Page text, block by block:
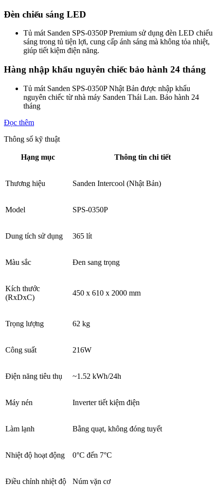
Đèn chiếu sáng LED
Tủ mát Sanden SPS-0350P Premium sử dụng đèn LED chiếu
sáng trong tủ tiện lợi, cung cấp ánh sáng mà không tỏa nhiệt,
giúp tiết kiệm điện năng.
Hàng nhập khẩu nguyên chiếc bảo hành 24 tháng
Tủ mát Sanden SPS-0350P Nhật Bản được nhập khẩu
nguyên chiếc từ nhà máy Sanden Thái Lan. Bảo hành 24
tháng
Đọc thêm
Thông số kỹ thuật
Hạng mục Thông tin chi tiết
Thương hiệu Sanden Intercool (Nhật Bản)
Model SPS-0350P
Dung tích sử dụng 365 lít
Màu sắc Đen sang trọng
Kích thước
(RxDxC)
450 x 610 x 2000 mm
Trọng lượng 62 kg
Công suất 216W
Điện năng tiêu thụ ~1.52 kWh/24h
Máy nén Inverter tiết kiệm điện
Làm lạnh Bằng quạt, không đóng tuyết
Nhiệt độ hoạt động 0°C đến 7°C
Điều chỉnh nhiệt độ Núm vặn cơ